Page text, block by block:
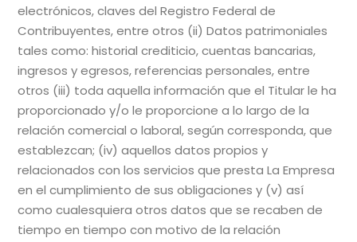
electrónicos, claves del Registro Federal de
Contribuyentes, entre otros (ii) Datos patrimoniales
tales como: historial crediticio, cuentas bancarias,
ingresos y egresos, referencias personales, entre
otros (iii) toda aquella información que el Titular le ha
proporcionado y/o le proporcione a lo largo de la
relación comercial o laboral, según corresponda, que
establezcan; (iv) aquellos datos propios y
relacionados con los servicios que presta La Empresa
en el cumplimiento de sus obligaciones y (v) así
como cualesquiera otros datos que se recaben de
tiempo en tiempo con motivo de la relación